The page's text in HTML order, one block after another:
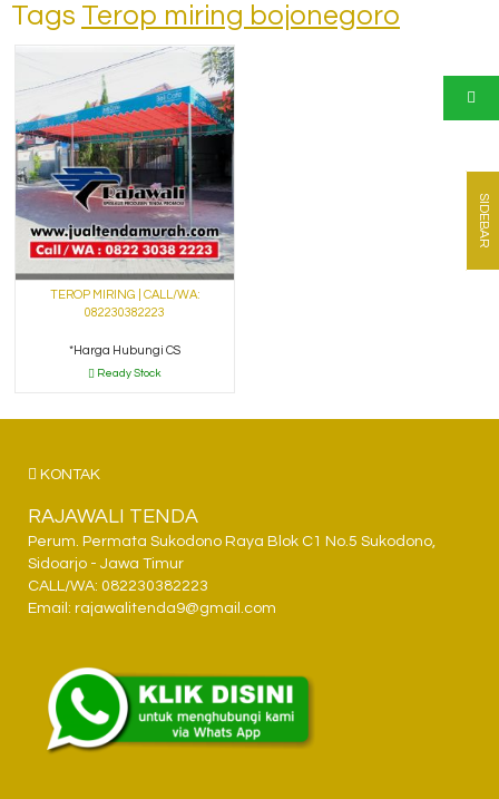
Tags Terop miring bojonegoro
TEROP MIRING | CALL/WA:
082230382223
*Harga Hubungi CS
Ready Stock
SIDEBAR
KONTAK
RAJAWALI TENDA
Perum. Permata Sukodono Raya Blok C1 No.5 Sukodono,
Sidoarjo - Jawa Timur
CALL/WA: 082230382223
Email: rajawalitenda9@gmail.com